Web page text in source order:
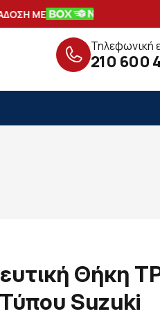
ΜΕ
Τηλεφωνική
210 600
Θήκη
Suzuki